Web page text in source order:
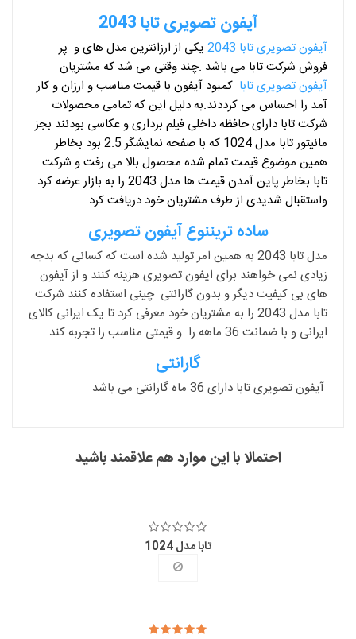
آیفون تصویری تابا 2043
آیفون تصویری تابا 2043
یکی از ارزانترین مدل های و پر
فروش شرکت تابا می باشد .چند وقتی می شد که مشتریان
آیفون تصویری تابا کمبود آیفون با قیمت مناسب و ارزان و کار
آمد را احساس می کرددند.به دلیل این که تمامی محصولات
شرکت تابا دارای حافظه داخلی فیلم برداری و عکاسی بودنند بجز
مانیتور تابا مدل 1024 که با صفحه نمایشگر 2.5 بود بخاطر
همین موضوع قیمت تمام شده محصول بالا می رفت و شرکت
تابا بخاطر پاین آمدن قیمت ها مدل 2043 را به بازار عرضه کرد
واستقبال شدیدی از طرف مشتریان خود دریافت کرد
ساده تریننوع آیفون تصویری
مدل تابا 2043 به همین امر تولید شده است که کسانی که بدجه
زیادی نمی خواهند برای ایفون تصویری هزینه کنند و از آیفون
های بی کیفیت دیگر و بدون گارانتی چینی استفاده کنند شرکت
تابا مدل 2043 را به مشتریان خود معرفی کرد تا یک ایرانی کالای
ایرانی و با ضمانت 36 ماهه را و قیمتی مناسب را تجربه کند
گارانتی
آیفون تصویری تابا دارای 36 ماه گارانتی می باشد
احتمالا با این موارد هم علاقمند باشید
تابا مدل 1024